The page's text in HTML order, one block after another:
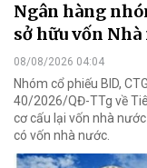
Ngân hàng
sở hữu vốn Nhà
08/08/2026 04:04
Nhóm cổ phiếu BID,
40/2026/QĐ-TTg về
cơ cấu lại vốn nhà
có vốn nhà nước.